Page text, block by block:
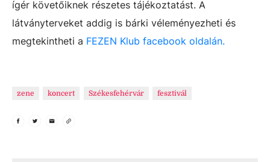
ígér követőiknek részetes tájékoztatást. A
látványterveket addig is bárki véleményezheti és
megtekintheti a FEZEN Klub facebook oldalán.
zene koncert Székesfehérvár fesztivál